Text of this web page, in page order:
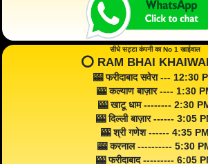
सीधे सट्टा कंपनी का No 1 खाईवाल
⭕️ RAM BHAI
🎰 फरीदाबाद सवेरा --- 12:30
🎰 कल्याण बाज़ार ---- 1:30
🎰 खाटू धाम -------- 2:30
🎰 दिल्ली बाज़ार ------ 3:05
🎰 श्री गणेश ------ 4:35 PM
🎰 करनाल ---------- 5:30
🎰 फरीदाबाद --------- 6:05